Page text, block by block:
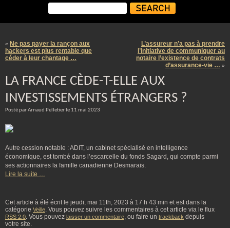
« Ne pas payer la rançon aux
hackers est plus rentable que
céder à leur chantage …
L’assureur n’a pas à prendre
l’initiative de communiquer au
notaire l’existence de contrats
d’assurance-vie … »
LA FRANCE CÈDE-T-ELLE AUX
INVESTISSEMENTS ÉTRANGERS ?
Posté par Arnaud Pelletier le 11 mai 2023
Autre cession notable : ADIT, un cabinet spécialisé en intelligence
économique, est tombé dans l’escarcelle du fonds Sagard, qui compte parmi
ses actionnaires la famille canadienne Desmarais.
Lire la suite …
Cet article à été écrit le jeudi, mai 11th, 2023 à 17 h 43 min et est dans la
catégorie Veille. Vous pouvez suivre les commentaires à cet article via le flux
RSS 2.0. Vous pouvez laisser un commentaire, ou faire un trackback depuis
votre site.